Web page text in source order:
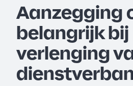
Aanzegging
belangrijk bij
verlenging